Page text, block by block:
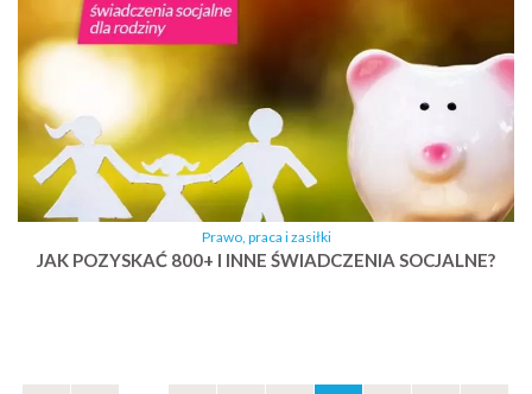
Prawo, praca i zasiłki
JAK POZYSKAĆ 800+ I INNE ŚWIADCZENIA SOCJALNE?